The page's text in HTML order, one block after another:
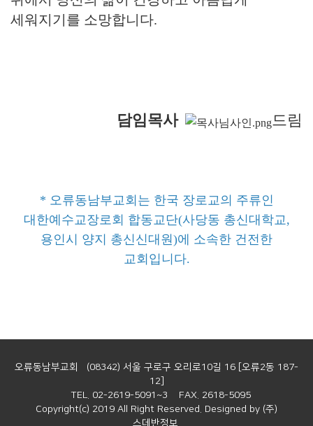
세워지기를 소망합니다.
담임목사 드림
* 오류동남부교회는 한국 장로교의 주류인
대한예수교장로회 합동교단(사당동 총신대학교,
용인시 양지 총신신대원)에 소속한 건전한
교회입니다.
오류동남부교회 (08342) 서울 구로구 오리로10길 16 [오류2동 187-
12]
TEL. 02-2619-5091~3 FAX. 2618-5095
Copyright(c) 2019 All Right Reserved. Designed by (주)
스데반정보